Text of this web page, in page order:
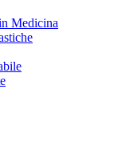
Medicina